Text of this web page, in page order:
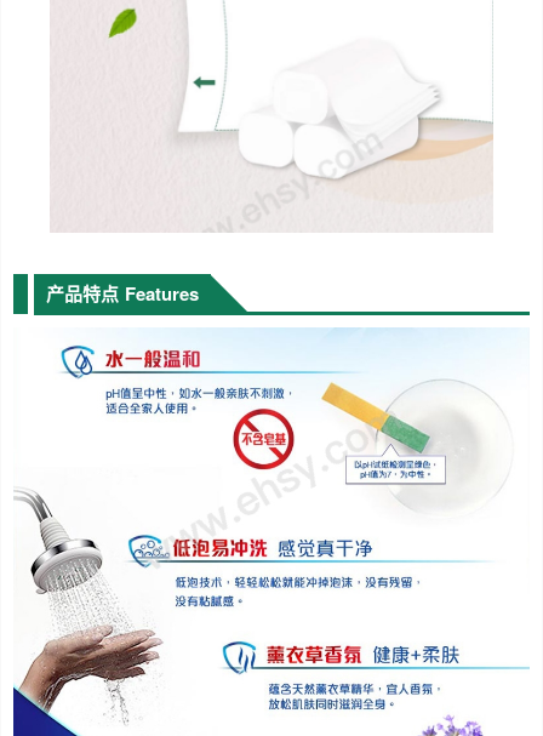
产品特点 Features